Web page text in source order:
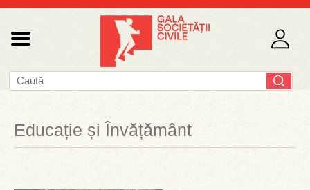
Educație și Învățământ